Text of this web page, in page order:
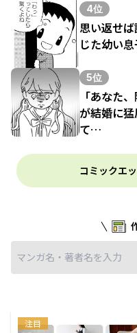
4位
思い返せ
じた幼い
5位
「あなた
が結婚に
て…
コミックエ
注目